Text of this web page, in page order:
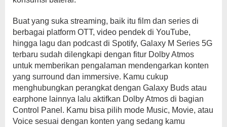
Buat yang suka streaming, baik itu film dan series di
berbagai platform OTT, video pendek di YouTube,
hingga lagu dan podcast di Spotify, Galaxy M Series 5G
terbaru sudah dilengkapi dengan fitur Dolby Atmos
untuk memberikan pengalaman mendengarkan konten
yang surround dan immersive. Kamu cukup
menghubungkan perangkat dengan Galaxy Buds atau
earphone lainnya lalu aktifkan Dolby Atmos di bagian
Control Panel. Kamu bisa pilih mode Music, Movie, atau
Voice sesuai dengan konten yang sedang kamu